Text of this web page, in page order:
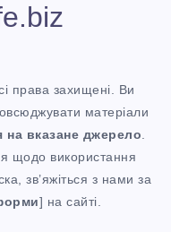
права захищені. Ви
матеріали
на вказане джерело
щодо використання
зв’яжіться з нами за
] на сайті.